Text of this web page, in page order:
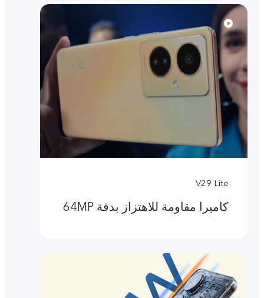
V29 Lite
كاميرا مقاومة للاهتزاز بدقة ‎64MP